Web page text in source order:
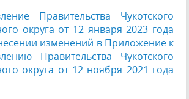
Правительства Чукотского
округа от 12 января 2023 года
изменений в Приложение к
Правительства Чукотского
округа от 12 ноября 2021 года